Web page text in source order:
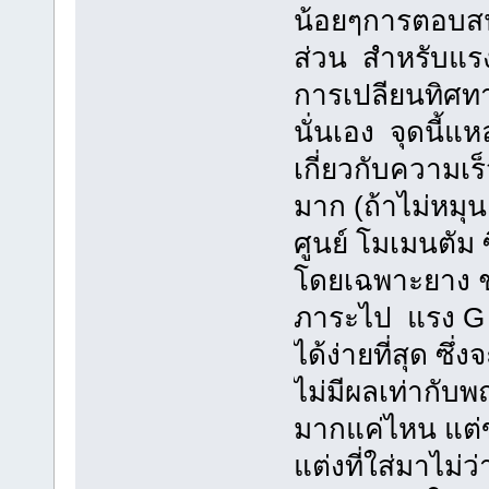
น้อยๆการตอบ
ส่วน สำหรับแร
การเปลียนทิศท
นั่นเอง จุดนี้แห
เกี่ยวกับความเ
มาก (ถ้าไม่หมุ
ศูนย์ โมเมนตัม
โดยเฉพาะยาง
ภาระไป แรง
ได้ง่ายที่สุด ซึ่ง
ไม่มีผลเท่ากับ
มากแค่ไหน แ
แต่งที่ใส่มาไม่